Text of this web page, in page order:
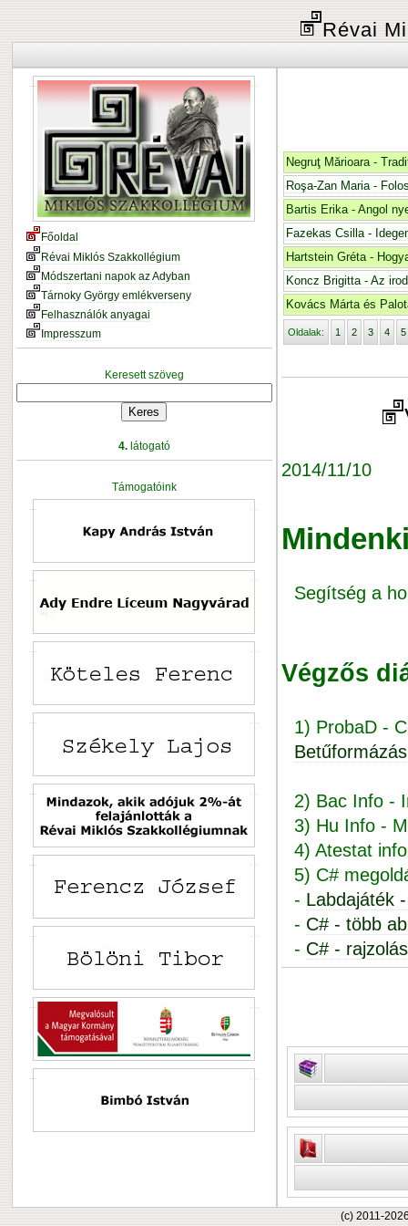
Révai
Főoldal
Révai Miklós Szakkollégium
Módszertani napok az Adyban
Tárnoky György emlékverseny
Felhasználók anyagai
Impresszum
Keresett szöveg
4.látogató
Támogatóink
Negruţ Mărioara -
Roşa-Zan Maria -
Bartis Erika - Angol
Fazekas Csilla -
Hartstein Gréta -
Koncz Brigitta - Az
Kovács Márta és
Oldalak: 1 2 3 4 5
2014/11/10
Segítség a
Végzős
1) ProbaD -
2) Bac Info -
3) Hu Info -
4) Atestat
5) C#
- Labdajáték
- C# - több
- C# -
(c) 2011-